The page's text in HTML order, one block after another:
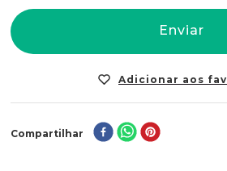
Enviar
Compartilhar